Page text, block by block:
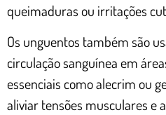
queimaduras ou irritações
Os unguentos também são
circulação sanguínea em
essenciais como alecrim ou
aliviar tensões musculares e